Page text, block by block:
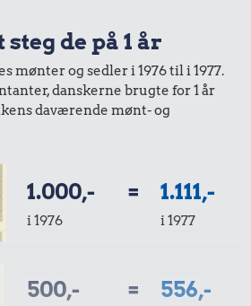
Husholdningssprit
6,07 kr.
Bakke jordbær
København-
Mallorca
steg de på 1 år
mønter og sedler i 1976 til i 1977.
danskerne brugte for 1 år
daværende mønt- og
1.000,-
i 1976
= 1.111,-
i 1977
500,- = 556,-